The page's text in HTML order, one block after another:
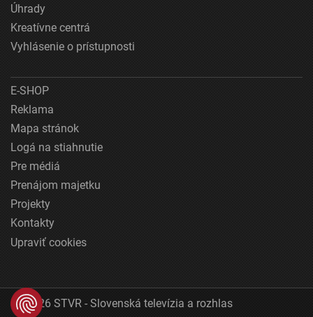
Úhrady
Kreatívne centrá
Vyhlásenie o prístupnosti
E-SHOP
Reklama
Mapa stránok
Logá na stiahnutie
Pre médiá
Prenájom majetku
Projekty
Kontakty
Upraviť cookies
© 2026 STVR - Slovenská televízia a rozhlas